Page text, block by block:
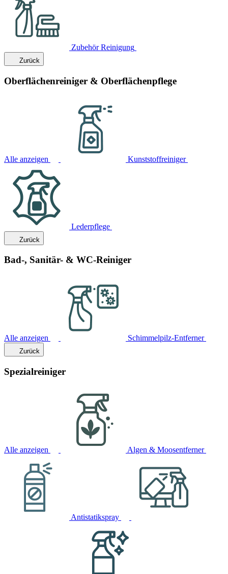
Zubehör Reinigung
Zurück
Oberflächenreiniger & Oberflächenpflege
Alle anzeigen Kunststoffreiniger
Lederpflege
Zurück
Bad-, Sanitär- & WC-Reiniger
Alle anzeigen Schimmelpilz-Entferner
Zurück
Spezialreiniger
Alle anzeigen Algen & Moosentferner
Antistatikspray